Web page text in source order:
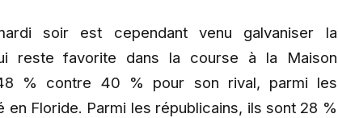
soir est cependant venu galvaniser la
reste favorite dans la course à la Maison
% contre 40 % pour son rival, parmi les
en Floride. Parmi les républicains, ils sont 28 %